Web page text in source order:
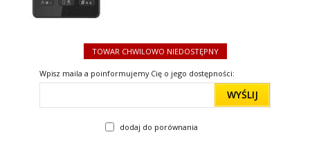
TOWAR CHWILOWO NIEDOSTĘPNY
Wpisz maila a poinformujemy Cię o jego dostępności:
WYŚLIJ
dodaj do porównania